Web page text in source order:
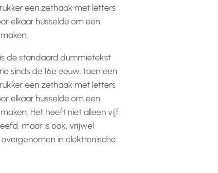
een zethaak met letters
elkaar husselde om een
de standaard dummietekst
sinds de 16e eeuw, toen een
een zethaak met letters
elkaar husselde om een
Het heeft niet alleen vijf
maar is ook, vrijwel
in elektronische